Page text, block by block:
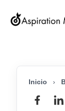
Inicio ›